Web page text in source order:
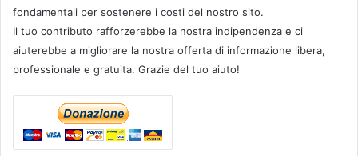
fondamentali per sostenere i costi del nostro sito.
Il tuo contributo rafforzerebbe la nostra indipendenza e ci
aiuterebbe a migliorare la nostra offerta di informazione libera,
professionale e gratuita. Grazie del tuo aiuto!